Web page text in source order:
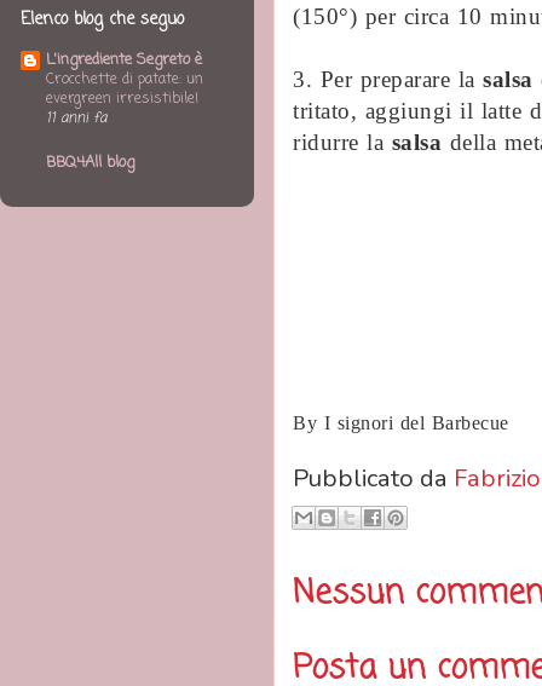
(150°) per circa 10
3. Per preparare la salsa
tritato, aggiungi il latte
ridurre la salsa della
By I signori del Barbecue
Pubblicato da
Nessun
Posta un
Elenco blog che seguo
L'ingrediente Segreto è
Crocchette di patate: un
evergreen irresistibile!
11 anni fa
BBQ4All blog